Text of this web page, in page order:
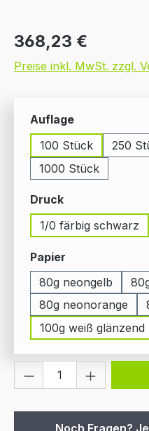
Regulärer Preis:
368,23 €
Preise inkl. MwSt. zzgl.
Auflageauswählen
100 Stück
250
1000 Stück
Druckauswählen
1/0 färbig schwarz
Papier
80g neongelb
80g neonorange
100g weiß glänzend
Produkt Anzahl:
Noch Fragen?